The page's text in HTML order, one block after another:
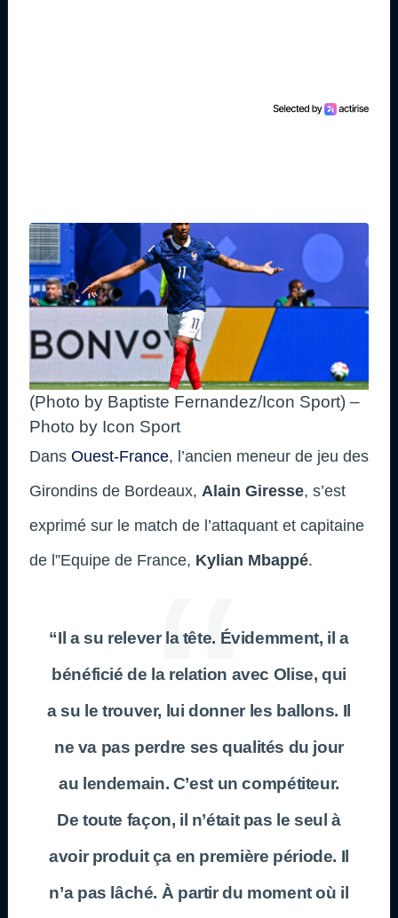
(Photo by Baptiste Fernandez/Icon Sport) –
Photo by Icon Sport
Dans Ouest-France, l’ancien meneur de jeu des
Girondins de Bordeaux, Alain Giresse, s’est
exprimé sur le match de l’attaquant et capitaine
de l”Equipe de France, Kylian Mbappé.
“Il a su relever la tête. Évidemment, il a
bénéficié de la relation avec Olise, qui
a su le trouver, lui donner les ballons. Il
ne va pas perdre ses qualités du jour
au lendemain. C’est un compétiteur.
De toute façon, il n’était pas le seul à
avoir produit ça en première période. Il
n’a pas lâché. À partir du moment où il